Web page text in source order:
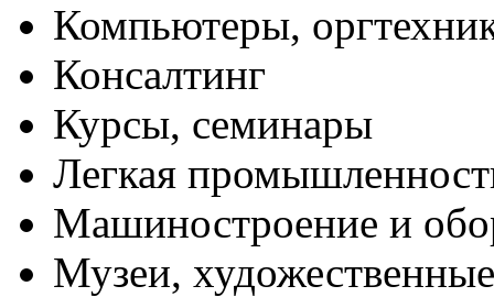
Компьютеры,
Консалтинг
Курсы, семинары
Легкая
Машиностроение и
Музеи,